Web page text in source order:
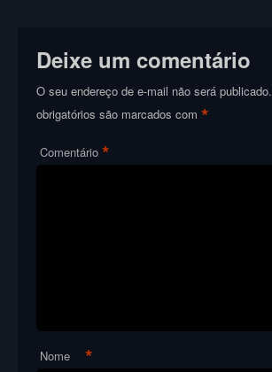
Deixe um comentário
O seu endereço de e-mail não será publicado.
obrigatórios são marcados com*
Comentário *
Nome *